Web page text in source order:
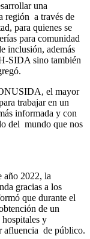
una
región a través de
para quienes se
para comunidad
inclusión, además
SIDA sino también
el mayor
trabajar en un
informada y con
del mundo que nos
año 2022, la
gracias a los
que durante el
de un
hospitales y
afluencia de público.